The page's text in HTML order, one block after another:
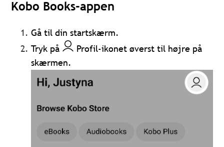
Kobo Books-appen
Gå til din startskærm.
Tryk på
Profil-ikonet øverst til højre på
skærmen.